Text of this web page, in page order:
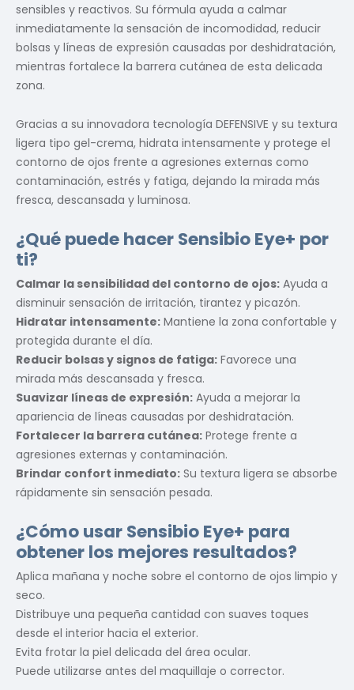
sensibles y reactivos. Su fórmula ayuda a calmar
inmediatamente la sensación de incomodidad, reducir
bolsas y líneas de expresión causadas por deshidratación,
mientras fortalece la barrera cutánea de esta delicada
zona.
Gracias a su innovadora tecnología DEFENSIVE y su textura
ligera tipo gel-crema, hidrata intensamente y protege el
contorno de ojos frente a agresiones externas como
contaminación, estrés y fatiga, dejando la mirada más
fresca, descansada y luminosa.
¿Qué puede hacer Sensibio Eye+ por
ti?
Calmar la sensibilidad del contorno de ojos: Ayuda a
disminuir sensación de irritación, tirantez y picazón.
Hidratar intensamente: Mantiene la zona confortable y
protegida durante el día.
Reducir bolsas y signos de fatiga: Favorece una
mirada más descansada y fresca.
Suavizar líneas de expresión: Ayuda a mejorar la
apariencia de líneas causadas por deshidratación.
Fortalecer la barrera cutánea: Protege frente a
agresiones externas y contaminación.
Brindar confort inmediato: Su textura ligera se absorbe
rápidamente sin sensación pesada.
¿Cómo usar Sensibio Eye+ para
obtener los mejores resultados?
Aplica mañana y noche sobre el contorno de ojos limpio y
seco.
Distribuye una pequeña cantidad con suaves toques
desde el interior hacia el exterior.
Evita frotar la piel delicada del área ocular.
Puede utilizarse antes del maquillaje o corrector.